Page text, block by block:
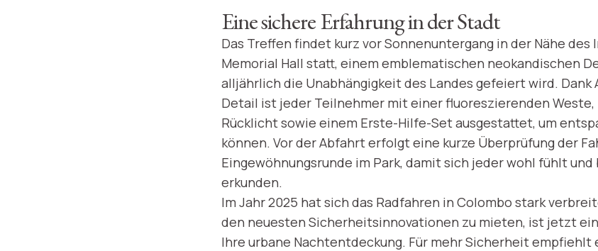
Eine sichere Erfahrung in der Stadt
Das Treffen findet kurz vor Sonnenuntergang in der Nähe des
Memorial Hall statt, einem emblematischen neokandischen
alljährlich die Unabhängigkeit des Landes gefeiert wird. Dank
Detail ist jeder Teilnehmer mit einer fluoreszierenden Weste,
Rücklicht sowie einem Erste-Hilfe-Set ausgestattet, um
können. Vor der Abfahrt erfolgt eine kurze Überprüfung der
Eingewöhnungsrunde im Park, damit sich jeder wohl fühlt
erkunden.
Im Jahr 2025 hat sich das Radfahren in Colombo stark
den neuesten Sicherheitsinnovationen zu mieten, ist jetzt
Ihre urbane Nachtentdeckung. Für mehr Sicherheit empfiehlt